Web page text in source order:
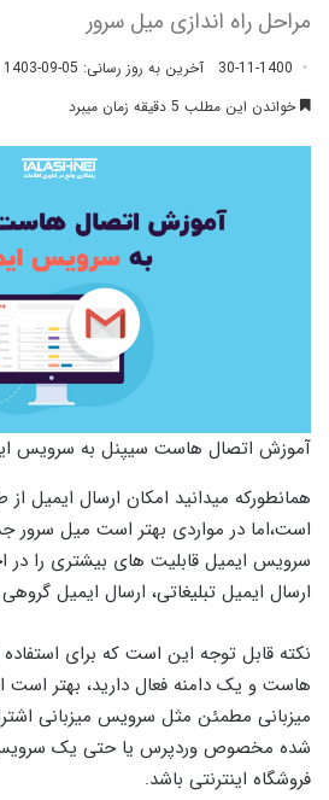
مراحل راه اندازی میل سرور
30-11-1400 آخرین به روز رسانی: 05-09-1403
خواندن این مطلب 5 دقیقه زمان میبرد
آموزش اتصال هاست سیپنل به سرویس
همانطورکه میدانید امکان ارسال ایمیل
است،اما در مواردی بهتر است میل سرور
سرویس ایمیل قابلیت های بیشتری را در
ارسال ایمیل تبلیغاتی، ارسال ایمیل
نکته قابل توجه این است که برای
هاست و یک دامنه فعال دارید، بهتر
میزبانی مطمئن مثل سرویس میزبانی
شده مخصوص وردپرس یا حتی یک
فروشگاه اینترنتی باشد.